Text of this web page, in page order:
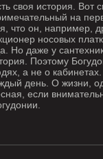
своя история. Вот
на
что он, например,
носовых
Но даже у
Поэтому
а не о
день. О жизни,
если